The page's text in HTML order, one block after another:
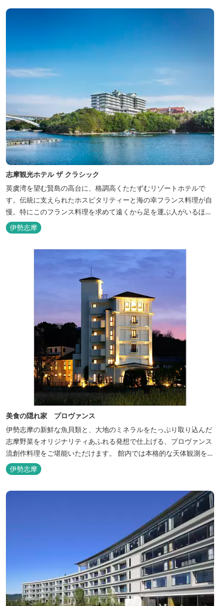
眺める最高のロケーション。 ▸インクルーシブサービスのお部屋
志摩観光ホテル ザ クラシック
英虞湾を望む賢島の高台に、格調高くたたずむリゾートホテルで
す。伝統に支えられたホスピタリティーと海の幸フランス料理が自
慢。特にこのフランス料理を求めて遠くから足を運ぶ人がいるほ
ど。洗練されたサービスに、寛ぎと至福のひとときを満喫してくだ
さい。 ※2016年6月7日リニューアルオープン
伊勢志摩
美食の隠れ家 プロヴァンス
伊勢志摩の新鮮な魚貝類と、大地のミネラルをたっぷり取り込んだ
志摩野菜をオリジナリティあふれる発想で仕上げる、プロヴァンス
流創作料理をご堪能いただけます。 館内では本格的な天体観測を日
数限定で開催。伊勢志摩の美しい星空を星空コンシェルジュがご案
内いたします。
伊勢志摩